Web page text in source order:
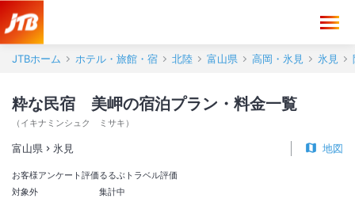
JTBホーム ホテル・旅館・宿 北陸 富山県 高岡・氷見 氷見
粋な民宿 美岬の宿泊プラン・料金一覧
（ イキナミンシュク ミサキ ）
富山県 氷見 地図
お客様アンケート評価
対象外
るるぶトラベル評価
集計中